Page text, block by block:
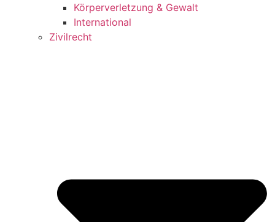
Körperverletzung & Gewalt
International
Zivilrecht